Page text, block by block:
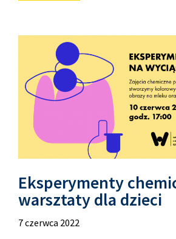
Eksperymenty
warsztaty dla dzieci
7 czerwca 2022